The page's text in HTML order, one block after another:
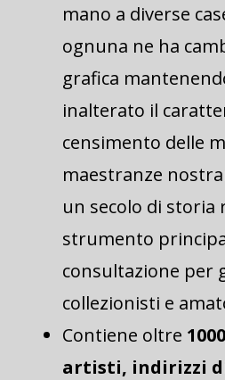
mano a diverse
ognuna ne ha
grafica
inalterato il
censimento delle
maestranze
un secolo di storia
strumento
consultazione per
collezionisti e
Contiene oltre
artisti, indirizzi